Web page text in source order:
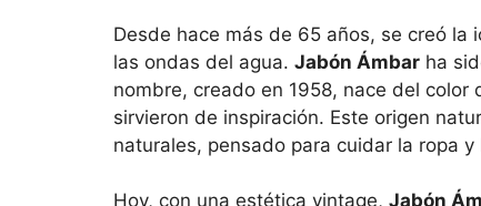
Desde hace más de 65 años, se creó
las ondas del agua. Jabón Ámbar ha
nombre, creado en 1958, nace del
sirvieron de inspiración. Este origen
naturales, pensado para cuidar la ropa y
Hoy, con una estética vintage, Jabón